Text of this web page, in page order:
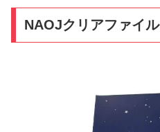
NAOJクリアファイル